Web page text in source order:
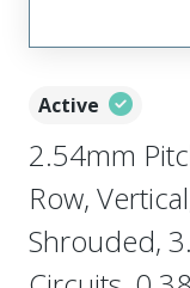
Active
2.54mm
Row,
Shrouded,